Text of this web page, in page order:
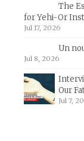
The
for Yehi-Or
Jul 17, 2026
Un
Jul 8, 2026
Our
Jul 7,